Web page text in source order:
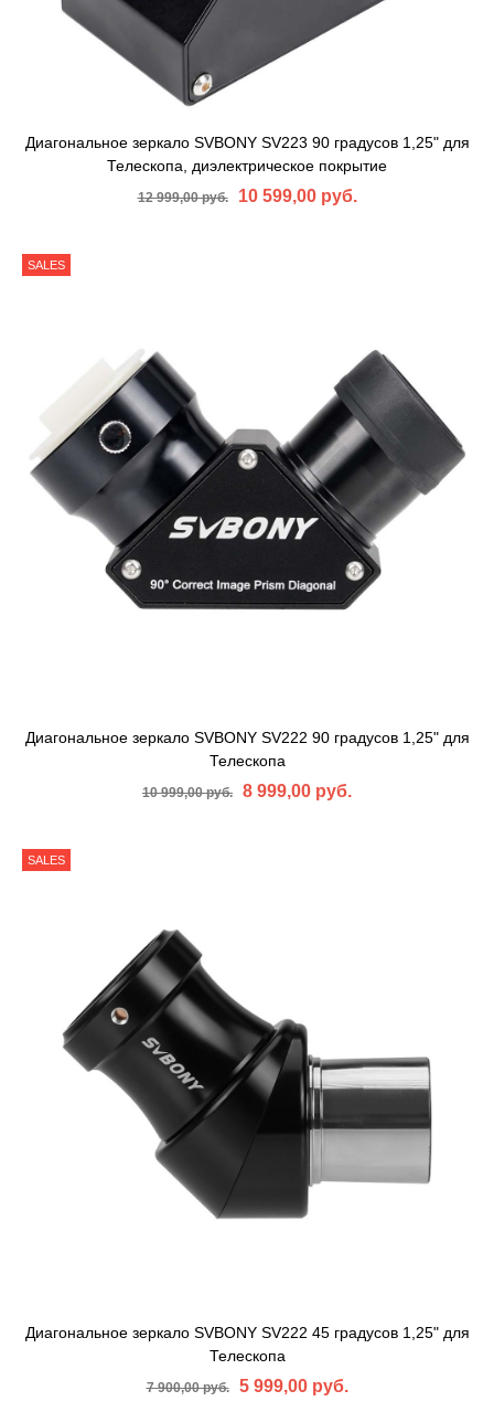
Диагональное зеркало SVBONY SV223 90 градусов 1,25" для
Телескопа, диэлектрическое покрытие
12 999,00 руб. 10 599,00 руб.
SALES
Диагональное зеркало SVBONY SV222 90 градусов 1,25" для
Телескопа
10 999,00 руб. 8 999,00 руб.
SALES
Диагональное зеркало SVBONY SV222 45 градусов 1,25" для
Телескопа
7 900,00 руб. 5 999,00 руб.